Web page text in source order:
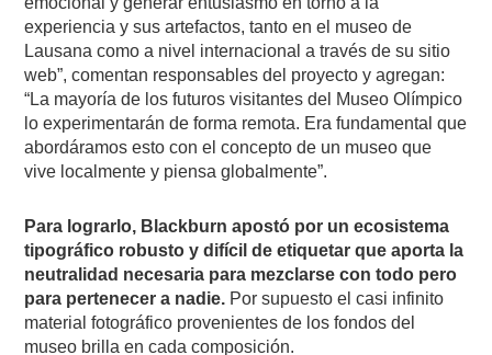
experiencia y sus artefactos, tanto en el museo de
Lausana como a nivel internacional a través de su sitio
web”, comentan responsables del proyecto y agregan:
“La mayoría de los futuros visitantes del Museo Olímpico
lo experimentarán de forma remota. Era fundamental que
abordáramos esto con el concepto de un museo que
vive localmente y piensa globalmente”.
Para lograrlo, Blackburn apostó por un ecosistema
tipográfico robusto y difícil de etiquetar que aporta la
neutralidad necesaria para mezclarse con todo pero
para pertenecer a nadie. Por supuesto el casi infinito
material fotográfico provenientes de los fondos del
museo brilla en cada composición.